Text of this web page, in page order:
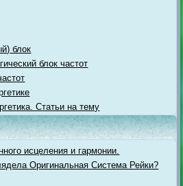
блок
блок частот
Статьи на тему
исцеления и гармонии.
Оригинальная Система Рейки?